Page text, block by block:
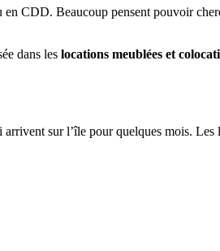
CDD. Beaucoup pensent pouvoir
dans les locations meublées et
sur l’île pour quelques mois.